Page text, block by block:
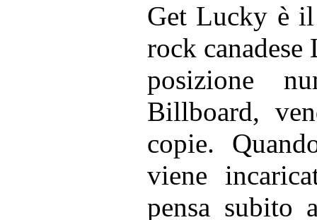
Get Lucky è il
rock
posizione
Billboard,
copie.
viene
pensa subito